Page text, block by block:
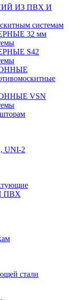
ИЗ ПВХ И
системам
32 мм
S42
VSN
UNI-2
ПВХ
стали